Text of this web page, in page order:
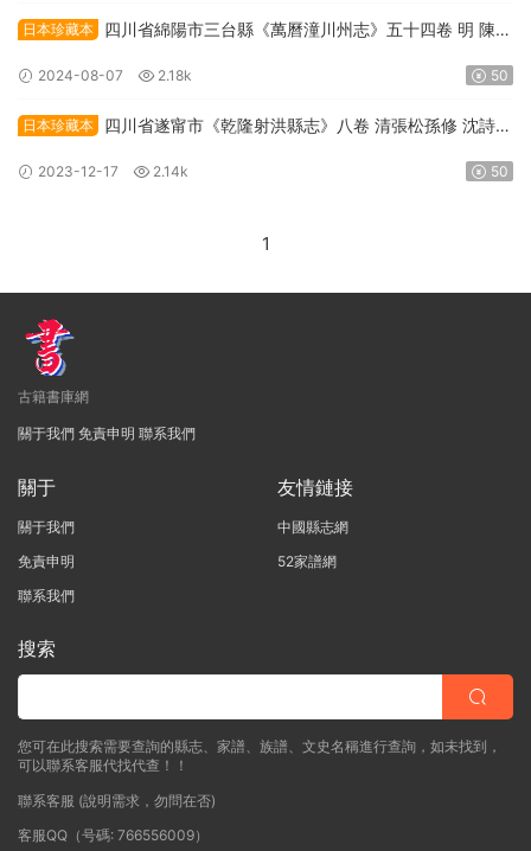
日本珍藏本
四川省綿陽市三台縣《萬曆潼川州志》五十四卷 明 陳時
2024-08-07 2.18k 50
日本珍藏本
四川省遂甯市《乾隆射洪縣志》八卷 清張松孫修 沈詩杜
2023-12-17 2.14k 50
1
古籍書庫網
關于我們 免責申明 聯系我們
關于
關于我們
免責申明
聯系我們
友情鏈接
中國縣志網
52家譜網
搜索
您可在此搜索需要查詢的縣志、家譜、族譜、文史名稱進行查詢，如未找到，
可以聯系客服代找代查！！
聯系客服 (說明需求，勿問在否)
客服QQ（号碼: 766556009）